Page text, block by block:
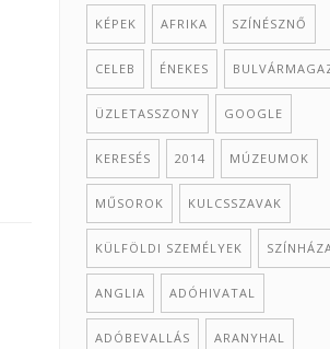
KÉPEK AFRIKA SZÍNÉSZNŐ
CELEB ÉNEKES
ÜZLETASSZONY GOOGLE
KERESÉS 2014 MÚZEUMOK
MŰSOROK KULCSSZAVAK
KÜLFÖLDI SZEMÉLYEK
ANGLIA ADÓHIVATAL
ADÓBEVALLÁS ARANYHAL